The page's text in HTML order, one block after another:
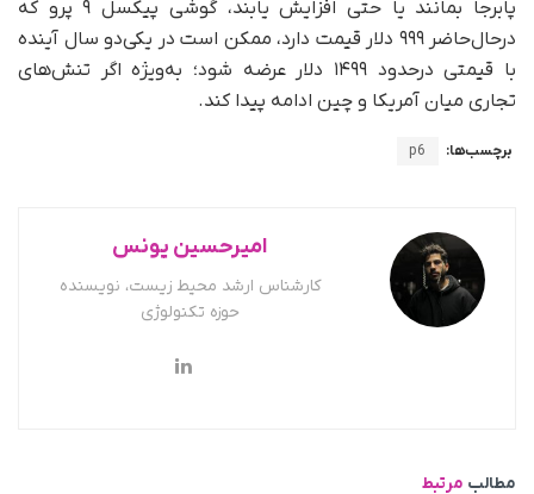
پابرجا بمانند یا حتی افزایش یابند، گوشی پیکسل ۹ پرو که
در‌حال‌حاضر ۹۹۹ دلار قیمت دارد، ممکن است در یکی‌دو سال آینده
با قیمتی درحدود ۱۴۹۹ دلار عرضه شود؛ به‌ویژه اگر تنش‌های
تجاری میان آمریکا و چین ادامه پیدا کند.
برچسب‌ها: p6
امیرحسین یونس
کارشناس ارشد محیط زیست، نویسنده
حوزه تکنولوژی
مطالب مرتبط